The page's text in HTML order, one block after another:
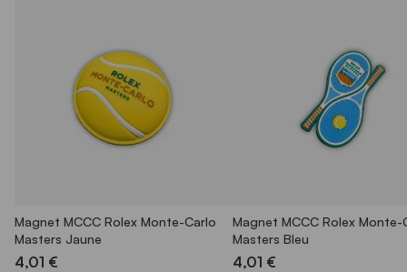
Magnet MCCC Rolex Monte-Carlo
Masters Jaune
4,01 €
Magnet MCCC Rolex Monte-
Masters Bleu
4,01 €